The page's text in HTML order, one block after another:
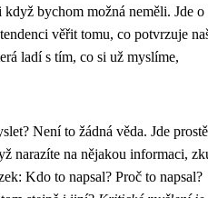
bychom možná neměli. Jde o
věřit tomu, co potvrzuje
ladí s tím, co si už myslíme,
Není to žádná věda. Jde
narazíte na nějakou informaci,
Kdo to napsal? Proč to napsal?